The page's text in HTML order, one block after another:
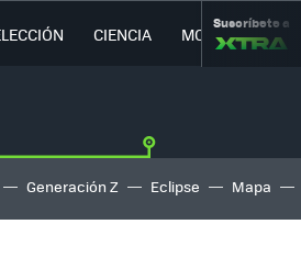
CIENCIA MOVILIDAD
Suscríbete a
Generación Z Eclipse Mapa